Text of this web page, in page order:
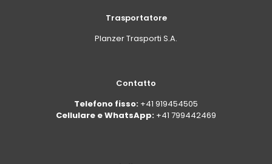
Trasportatore
Planzer Trasporti S.A.
Contatto
Telefono fisso: +41 919454505
Cellulare e WhatsApp: +41 799442469